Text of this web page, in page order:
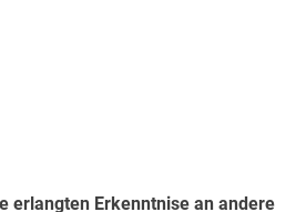
erlangten Erkenntnise an andere